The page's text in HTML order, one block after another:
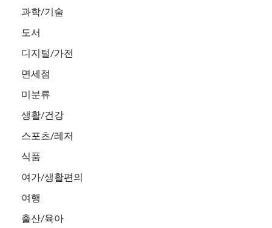
과학/기술
도서
디지털/가전
면세점
미분류
생활/건강
스포츠/레저
식품
여가/생활편의
여행
출산/육아